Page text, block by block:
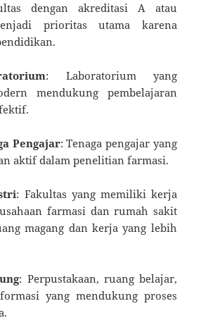
dengan akreditasi A atau
prioritas utama karena
: Laboratorium yang
mendukung pembelajaran
Pengajar: Tenaga pengajar yang
aktif dalam penelitian farmasi.
: Fakultas yang memiliki kerja
farmasi dan rumah sakit
magang dan kerja yang lebih
: Perpustakaan, ruang belajar,
yang mendukung proses